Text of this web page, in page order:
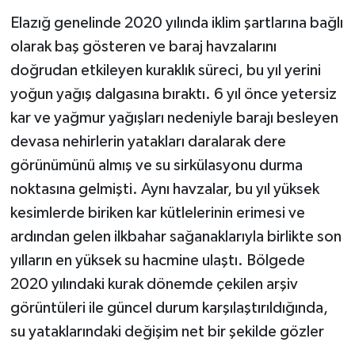
Elazığ genelinde 2020 yılında iklim şartlarına bağlı
olarak baş gösteren ve baraj havzalarını
doğrudan etkileyen kuraklık süreci, bu yıl yerini
yoğun yağış dalgasına bıraktı. 6 yıl önce yetersiz
kar ve yağmur yağışları nedeniyle barajı besleyen
devasa nehirlerin yatakları daralarak dere
görünümünü almış ve su sirkülasyonu durma
noktasına gelmişti. Aynı havzalar, bu yıl yüksek
kesimlerde biriken kar kütlelerinin erimesi ve
ardından gelen ilkbahar sağanaklarıyla birlikte son
yılların en yüksek su hacmine ulaştı. Bölgede
2020 yılındaki kurak dönemde çekilen arşiv
görüntüleri ile güncel durum karşılaştırıldığında,
su yataklarındaki değişim net bir şekilde gözler
İNSAN
İş Dünyası
Jandarma
Kadın
KÜLTÜR SANAT
Otomobil
POLİTİKA